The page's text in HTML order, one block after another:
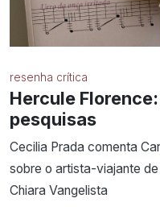
resenha crítica
Hercule
pesquisas
Cecilia Prada comenta
sobre o artista-viajante
Chiara Vangelista